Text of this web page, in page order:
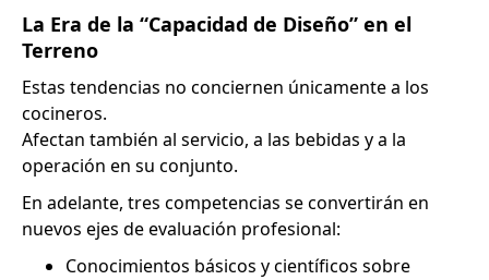
La Era de la “Capacidad de Diseño” en el
Terreno
Estas tendencias no conciernen únicamente a los
cocineros.
Afectan también al servicio, a las bebidas y a la
operación en su conjunto.
En adelante, tres competencias se convertirán en
nuevos ejes de evaluación profesional:
Conocimientos básicos y científicos sobre